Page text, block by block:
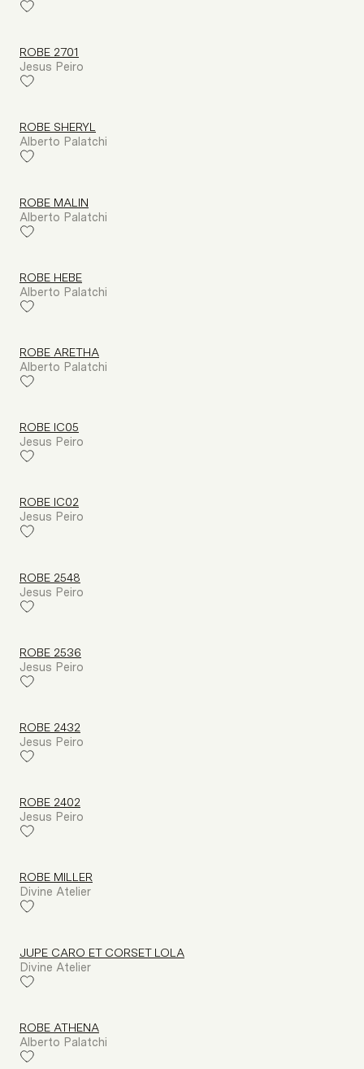
ROBE 2701
Jesus Peiro
ROBE SHERYL
Alberto Palatchi
ROBE MALIN
Alberto Palatchi
ROBE HEBE
Alberto Palatchi
ROBE ARETHA
Alberto Palatchi
ROBE IC05
Jesus Peiro
ROBE IC02
Jesus Peiro
ROBE 2548
Jesus Peiro
ROBE 2536
Jesus Peiro
ROBE 2432
Jesus Peiro
ROBE 2402
Jesus Peiro
ROBE MILLER
Divine Atelier
JUPE CARO ET CORSET LOLA
Divine Atelier
ROBE ATHENA
Alberto Palatchi